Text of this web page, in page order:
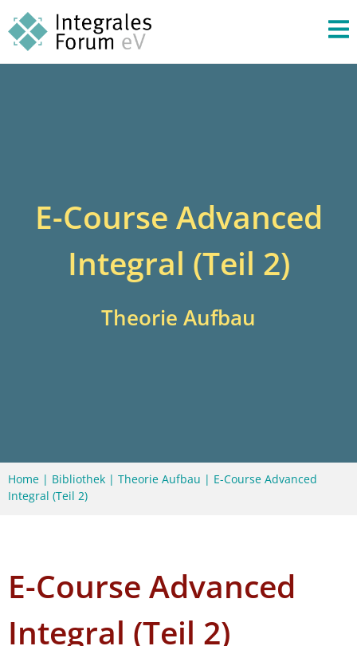
E-Course Advanced
Integral (Teil 2)
Theorie Aufbau
Home | Bibliothek | Theorie Aufbau | E-Course Advanced
Integral (Teil 2)
E-Course Advanced
Integral (Teil 2)